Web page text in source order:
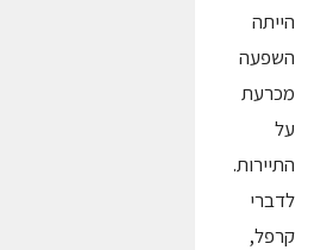
הייתה
השפעה
מכרעת
על
התיירות.
לדברי
קרפל,